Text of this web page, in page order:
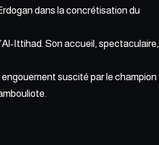
dans la concrétisation du
Ittihad. Son accueil, spectaculaire,
suscité par le champion